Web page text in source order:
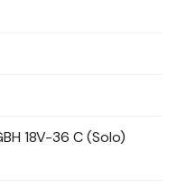
18V-36 C (Solo)